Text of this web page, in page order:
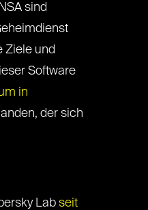
sind
Ziele und
Software
in
der sich
Lab seit